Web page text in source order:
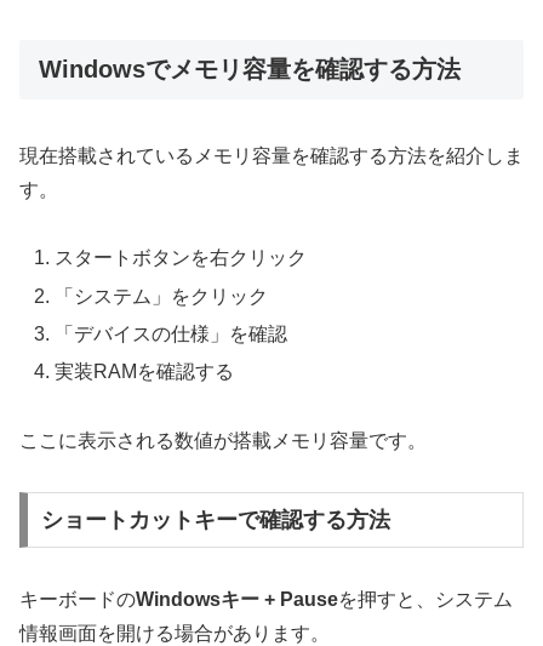
Windowsでメモリ容量を確認する方法
現在搭載されているメモリ容量を確認する方法を紹介しま
す。
スタートボタンを右クリック
「システム」をクリック
「デバイスの仕様」を確認
実装RAMを確認する
ここに表示される数値が搭載メモリ容量です。
ショートカットキーで確認する方法
キーボードのWindowsキー + Pauseを押すと、システム
情報画面を開ける場合があります。